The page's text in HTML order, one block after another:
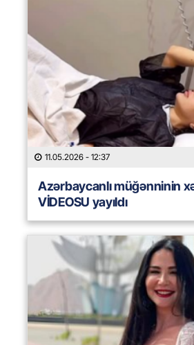
11.05.2026 - 12:37
Azərbaycanlı müğənninin
VİDEOSU yayıldı